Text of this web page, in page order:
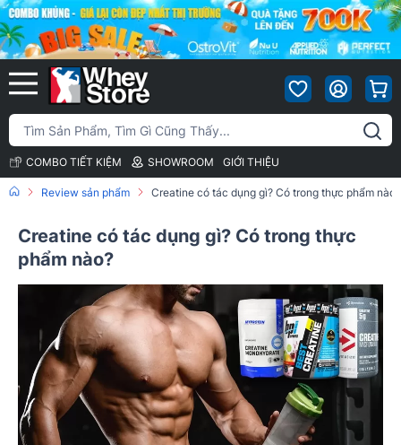
COMBO TIẾT KIỆM SHOWROOM GIỚI THIỆU
Review sản phẩm Creatine có tác dụng gì? Có trong thực phẩm nào?
Creatine có tác dụng gì? Có trong thực
phẩm nào?